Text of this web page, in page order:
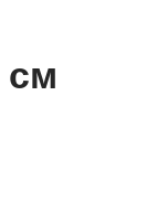
см